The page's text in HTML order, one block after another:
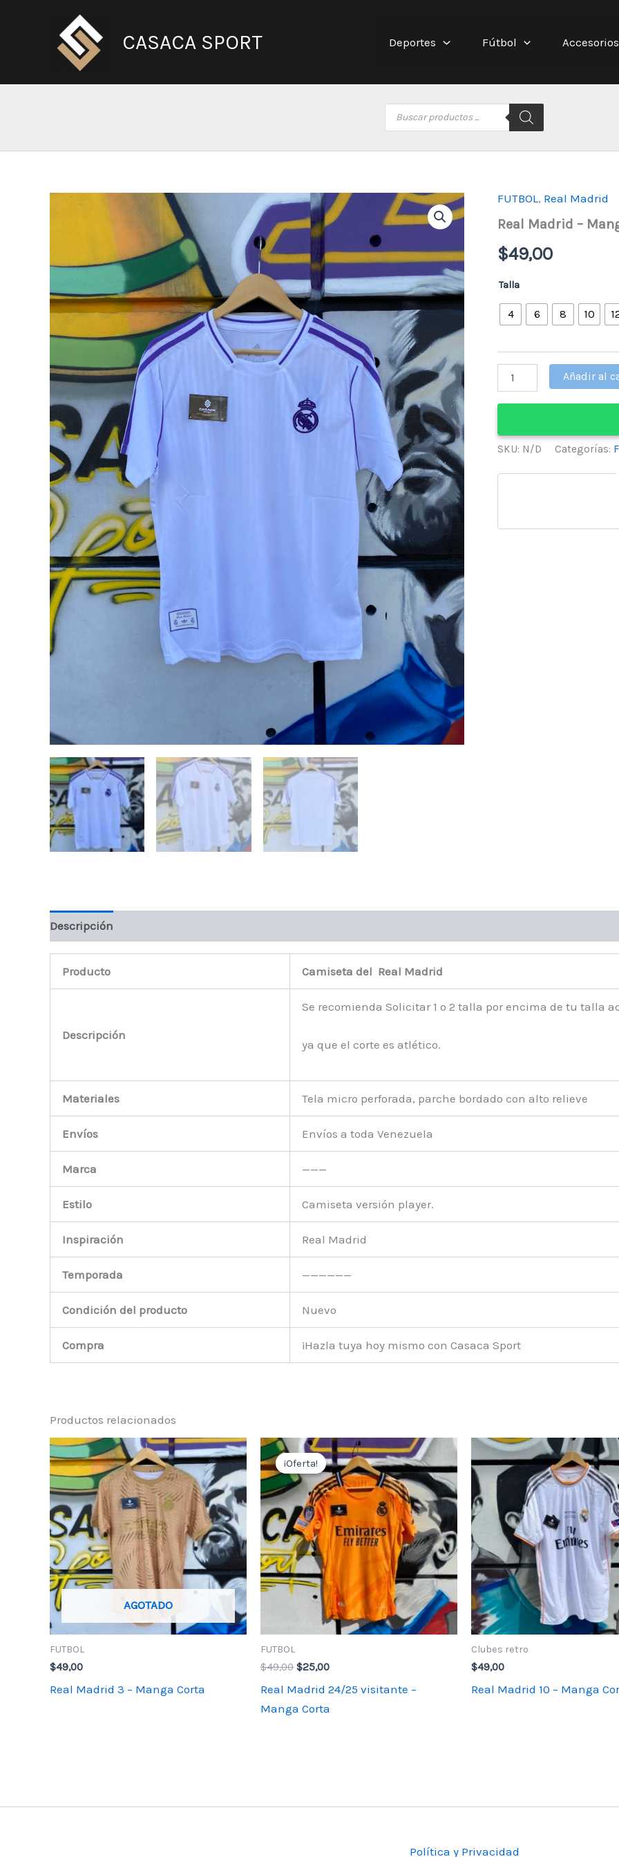
CASACA SPORT Deportes Fútbol Accesorios
FUTBOL, Real Madrid
Real Madrid –
$49,00
Talla
4 6 8 10
Madrid
cantidad
Añadir al
SKU: N/D Categorías:
Descripción
Producto Camiseta del Real Madrid
Descripción
Se recomienda Solicitar 1 o 2 talla por encima de tu talla
ya que el corte es atlético.
Materiales Tela micro perforada, parche bordado con alto relieve
Envíos Envíos a toda Venezuela
Marca ———
Estilo Camiseta versión player.
Inspiración Real Madrid
Temporada ——————
Condición del producto Nuevo
Compra ¡Hazla tuya hoy mismo con Casaca Sport
Productos relacionados
AGOTADO
FUTBOL
$49,00
Real Madrid 3 – Manga Corta
¡Oferta!
¡Oferta!
FUTBOL
$49,00 El
original
era:
$25,00El
actual
Real Madrid 24/25 visitante –
Manga Corta
Clubes retro
$49,00
Real Madrid 10 – Manga
Política y Privacidad